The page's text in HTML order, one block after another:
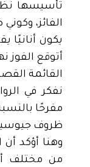
تأسيسها
الفائز،
يكون أنانيًا
أتوقع الفوز
القائمة
نفكر في
مفرحًا
ظروف
وهنا أؤكد أن
من مختلف